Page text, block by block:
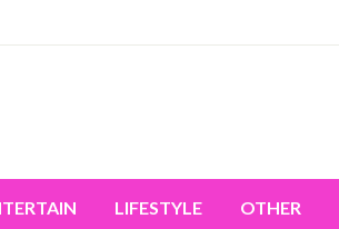
LIFESTYLE OTHER